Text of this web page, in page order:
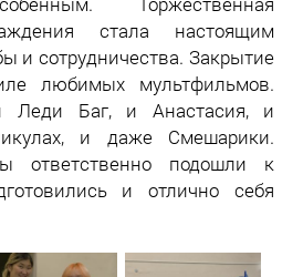
стала настоящим
и сотрудничества. Закрытие
любимых мультфильмов.
Баг, и Анастасия, и
и даже Смешарики.
ответственно подошли к
и отлично себя